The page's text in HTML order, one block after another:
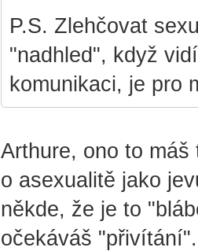
P.S. Zlehčovat
"nadhled", když
komunikaci, je pro
Arthure, ono to
o asexualitě jako
někde, že je to
očekáváš